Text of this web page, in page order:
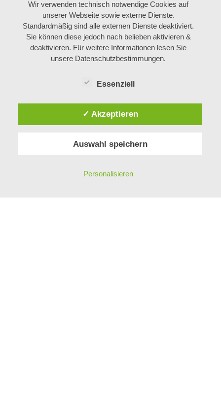
AKTUELL JOBANGEBOTE
ARBEITEN BEI BÖHM
Wir verwenden technisch notwendige Cookies auf
unserer Webseite sowie externe Dienste.
Standardmäßig sind alle externen Dienste deaktiviert.
Sie können diese jedoch nach belieben aktivieren &
deaktivieren. Für weitere Informationen lesen Sie
unsere Datenschutzbestimmungen.
Essenziell
✓ Akzeptieren
Auswahl speichern
Personalisieren